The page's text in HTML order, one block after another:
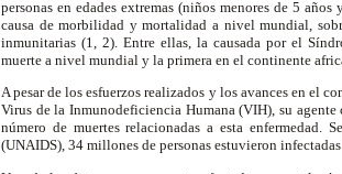
personas en edades extremas (niños menores de 5
causa de morbilidad y mortalidad a nivel mundial,
inmunitarias (1, 2). Entre ellas, la causada por el
muerte a nivel mundial y la primera en el continente
A pesar de los esfuerzos realizados y los avances en el
Virus de la Inmunodeficiencia Humana (VIH), su
número de muertes relacionadas a esta enfermedad.
(UNAIDS), 34 millones de personas estuvieron